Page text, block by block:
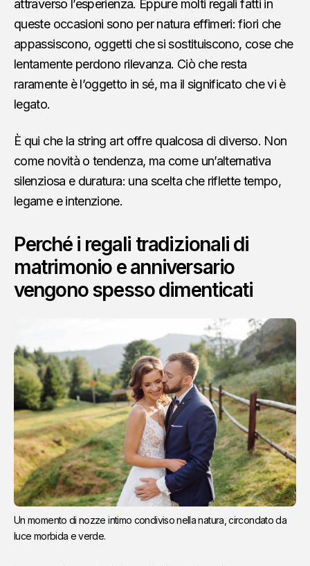
attraverso l’esperienza. Eppure molti regali fatti in
queste occasioni sono per natura effimeri: fiori che
appassiscono, oggetti che si sostituiscono, cose che
lentamente perdono rilevanza. Ciò che resta
raramente è l’oggetto in sé, ma il significato che vi è
legato.
È qui che la string art offre qualcosa di diverso. Non
come novità o tendenza, ma come un’alternativa
silenziosa e duratura: una scelta che riflette tempo,
legame e intenzione.
Perché i regali tradizionali di
matrimonio e anniversario
vengono spesso dimenticati
Un momento di nozze intimo condiviso nella natura, circondato da
luce morbida e verde.